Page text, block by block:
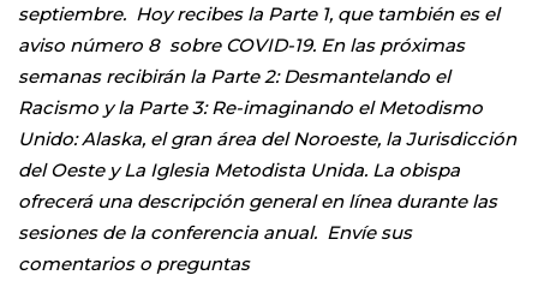
septiembre. Hoy recibes la Parte 1, que también es el
aviso número 8 sobre COVID-19. En las próximas
semanas recibirán la Parte 2: Desmantelando el
Racismo y la Parte 3: Re-imaginando el Metodismo
Unido: Alaska, el gran área del Noroeste, la Jurisdicción
del Oeste y La Iglesia Metodista Unida. La obispa
ofrecerá una descripción general en línea durante las
sesiones de la conferencia anual. Envíe sus
comentarios o preguntas